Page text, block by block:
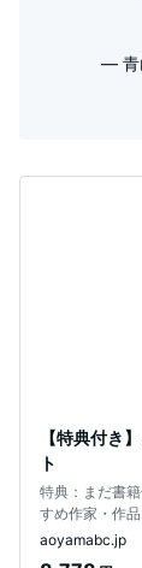
— 青
【特典付き
ト
特典：まだ書
すめ作家・作
aoyamabc.jp